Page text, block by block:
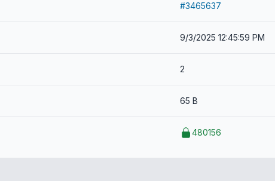
#3465637
9/3/2025 12:45:59 PM
2
65 B
480156